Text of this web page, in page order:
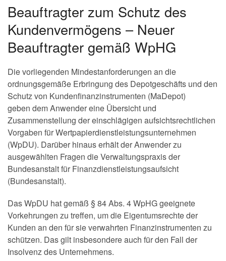
Beauftragter zum Schutz des
Kundenvermögens – Neuer
Beauftragter gemäß WpHG
Die vorliegenden Mindestanforderungen an die
ordnungsgemäße Erbringung des Depotgeschäfts und den
Schutz von Kundenfinanzinstrumenten (MaDepot)
geben dem Anwender eine Übersicht und
Zusammenstellung der einschlägigen aufsichtsrechtlichen
Vorgaben für Wertpapierdienstleistungsunternehmen
(WpDU). Darüber hinaus erhält der Anwender zu
ausgewählten Fragen die Verwaltungspraxis der
Bundesanstalt für Finanzdienstleistungsaufsicht
(Bundesanstalt).
Das WpDU hat gemäß § 84 Abs. 4 WpHG geeignete
Vorkehrungen zu treffen, um die Eigentumsrechte der
Kunden an den für sie verwahrten Finanzinstrumenten zu
schützen. Das gilt insbesondere auch für den Fall der
Insolvenz des Unternehmens.